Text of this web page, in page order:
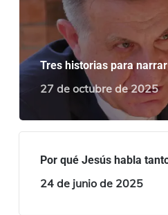
Tres historias para
27 de octubre de 2025
Por qué Jesús habla
24 de junio de 2025